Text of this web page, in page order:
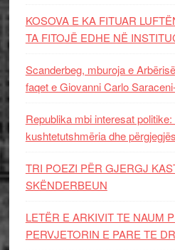
KOSOVA E KA FITUAR
TA FITOJË EDHE NË
Scanderbeg, mburoja e
faqet e Giovanni Carlo
Republika mbi interesat
kushtetutshmëria dhe
TRI POEZI PËR GJERGJ
SKËNDERBEUN
LETËR E ARKIVIT TE NAUM
PERVJETORIN E PARE TE